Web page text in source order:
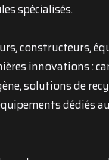
spécialisés.
constructeurs,
innovations :
solutions de
dédiés